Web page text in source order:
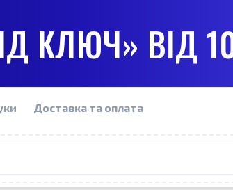
КЛЮЧ» ВІД
Доставка та оплата